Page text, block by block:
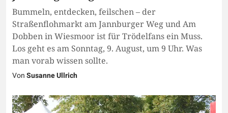
Bummeln, entdecken, feilschen – der
Straßenflohmarkt am Jannburger Weg und Am
Dobben in Wiesmoor ist für Trödelfans ein Muss.
Los geht es am Sonntag, 9. August, um 9 Uhr. Was
man vorab wissen sollte.
VonSusanne Ullrich